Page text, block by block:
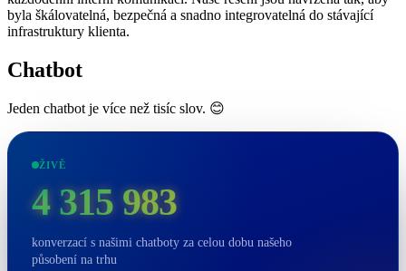
byla škálovatelná, bezpečná a snadno integrovatelná do stávající
infrastruktury klienta.
Chatbot
Jeden chatbot je více než tisíc slov. 😊
ŽIVĚ
4 315 983
konverzací s našimi chatboty za celou dobu našeho
působení na trhu